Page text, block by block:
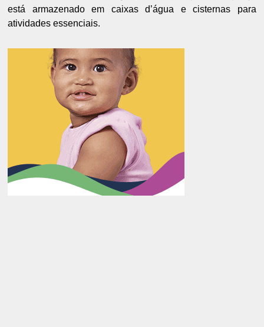
está armazenado em caixas d’água e cisternas para
atividades essenciais.